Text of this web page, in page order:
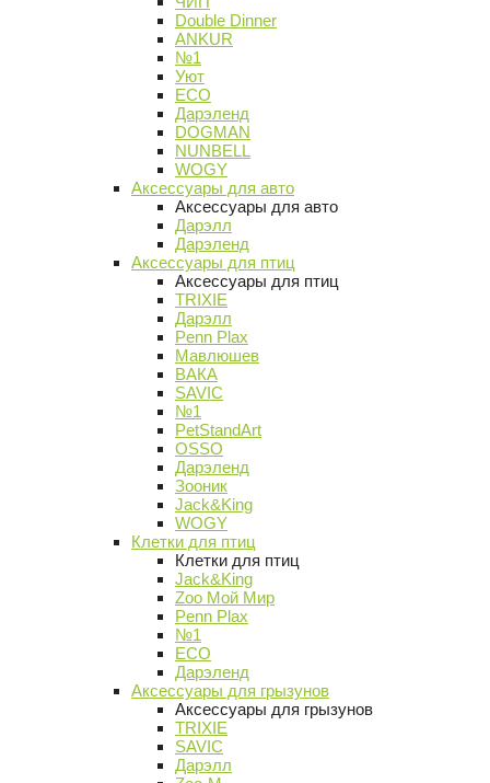
Double Dinner
ANKUR
№1
Уют
ECO
Дарэленд
DOGMAN
NUNBELL
WOGY
Аксессуары для авто
Аксессуары для авто
Дарэлл
Дарэленд
Аксессуары для птиц
Аксессуары для птиц
TRIXIE
Дарэлл
Penn Plax
Мавлюшев
ВАКА
SAVIC
№1
PetStandArt
OSSO
Дарэленд
Зооник
Jack&King
WOGY
Клетки для птиц
Клетки для птиц
Jack&King
Zoo Мой Мир
Penn Plax
№1
ECO
Дарэленд
Аксессуары для грызунов
Аксессуары для грызунов
TRIXIE
SAVIC
Дарэлл